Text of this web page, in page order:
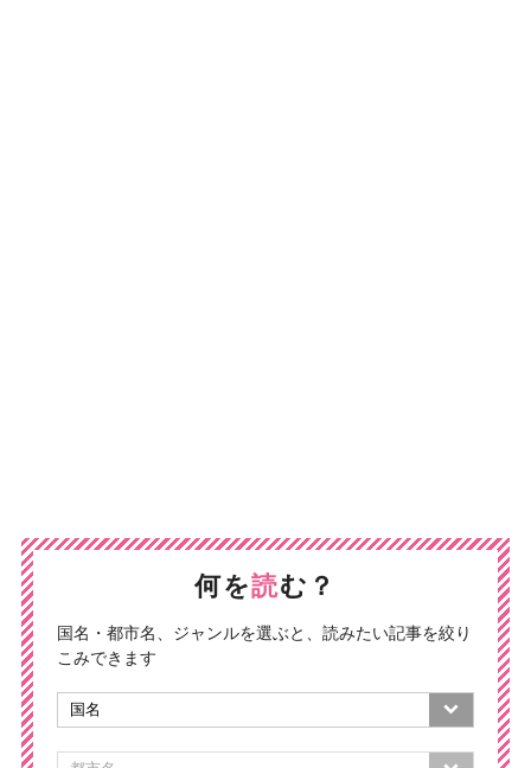
何を読む？
国名・都市名、ジャンルを選ぶと、読みたい記事を絞り
こみできます